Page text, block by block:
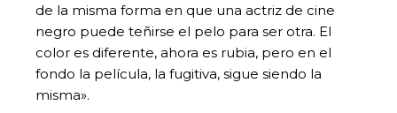
de la misma forma en que una actriz de cine
negro puede teñirse el pelo para ser otra. El
color es diferente, ahora es rubia, pero en el
fondo la película, la fugitiva, sigue siendo la
misma».